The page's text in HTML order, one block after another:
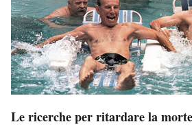
Le ricerche per ritardare la morte